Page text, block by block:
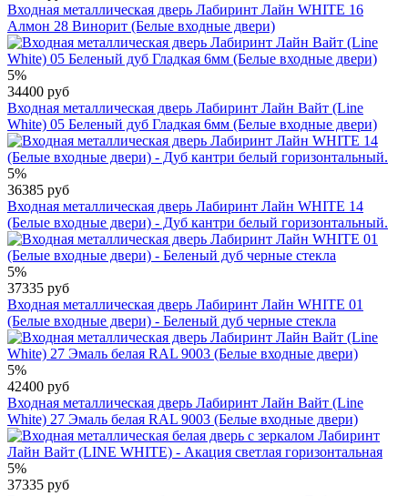
Входная металлическая дверь Лабиринт Лайн WHITE 16
Алмон 28 Винорит (Белые входные двери)
5%
34400 руб
Входная металлическая дверь Лабиринт Лайн Вайт (Line
White) 05 Беленый дуб Гладкая 6мм (Белые входные двери)
5%
36385 руб
Входная металлическая дверь Лабиринт Лайн WHITE 14
(Белые входные двери) - Дуб кантри белый горизонтальный.
5%
37335 руб
Входная металлическая дверь Лабиринт Лайн WHITE 01
(Белые входные двери) - Беленый дуб черные стекла
5%
42400 руб
Входная металлическая дверь Лабиринт Лайн Вайт (Line
White) 27 Эмаль белая RAL 9003 (Белые входные двери)
5%
37335 руб